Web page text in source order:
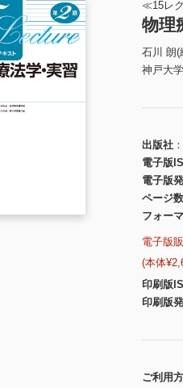
≪15レ
物理
石川 朗(
神戸大
出版社
電子版
電子版
ページ数
フォー
電子版
(本体
印刷版
印刷版
ご利用